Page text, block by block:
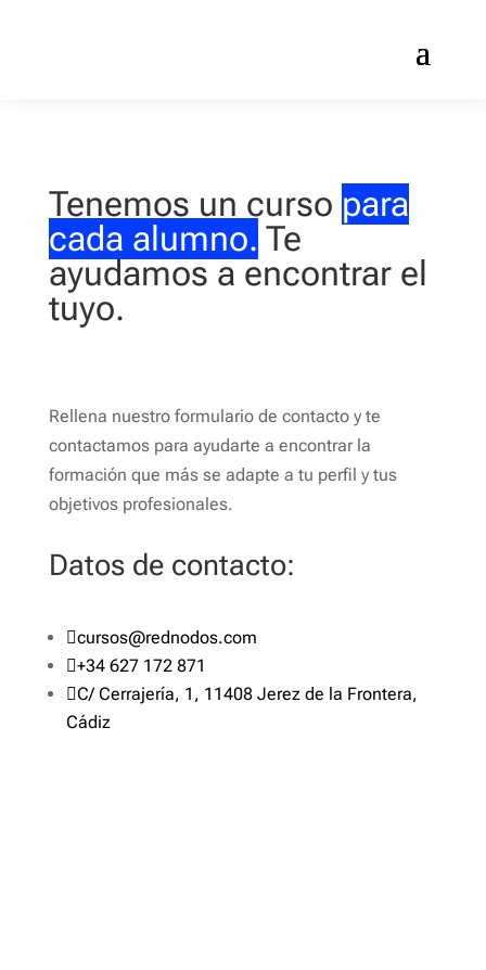
Tenemos un curso para
cada alumno. Te
ayudamos a encontrar el
tuyo.
Rellena nuestro formulario de contacto y te
contactamos para ayudarte a encontrar la
formación que más se adapte a tu perfil y tus
objetivos profesionales.
Datos de contacto:
cursos@rednodos.com
+34 627 172 871
C/ Cerrajería, 1, 11408 Jerez de la Frontera,
Cádiz